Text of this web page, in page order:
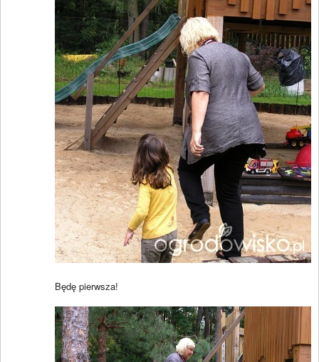
Będę pierwsza!